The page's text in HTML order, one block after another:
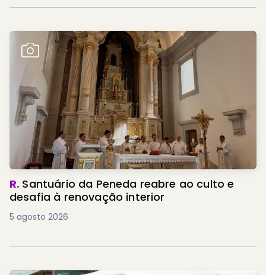
R. Santuário da Peneda reabre ao culto e
desafia à renovação interior
5 agosto 2026